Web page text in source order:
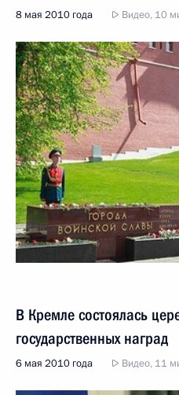
8 мая 2010 года Видео, 10
В Кремле состоялась
государственных наград
6 мая 2010 года Видео, 11